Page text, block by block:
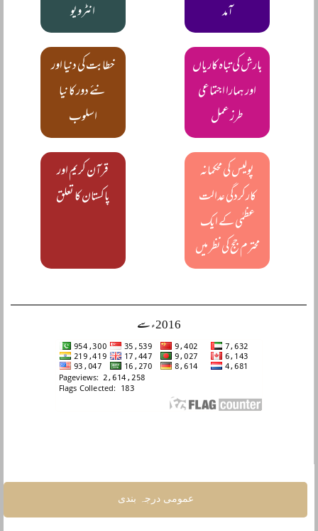
آمد
انٹرویو
بارش کی تباہ کاریاں
اور ہمارا اجتماعی
طرز عمل
خطابت کی دنیا اور
نئے دور کا نیا
اسلوب
پولیس کی محکمانہ
کارکردگی عدالت
عظمٰی کے ایک
محترم جج کی نظر میں
قرآن کریم اور
پاکستان کا تعلق
2016ء سے
عمومی درجہ بندی